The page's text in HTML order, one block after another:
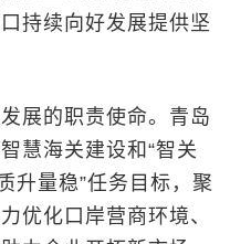
持续向好发展提供坚
的职责使命。青岛
慧海关建设和“智关
升量稳”任务目标，聚
优化口岸营商环境、